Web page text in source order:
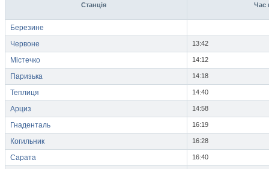
Станція Час
Березине
Червоне
13:42
Містечко 14:12
Паризька 14:18
Теплиця 14:40
Арциз 14:58
Гнаденталь 16:19
Когильник 16:28
Сарата 16:40